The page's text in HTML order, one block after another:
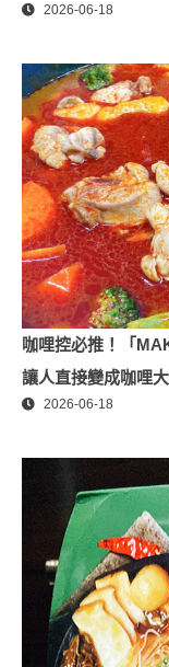
【ZPLAI】額外9折
2026-06-18
咖哩控必推！「
讓人直接變成咖哩
2026-06-18